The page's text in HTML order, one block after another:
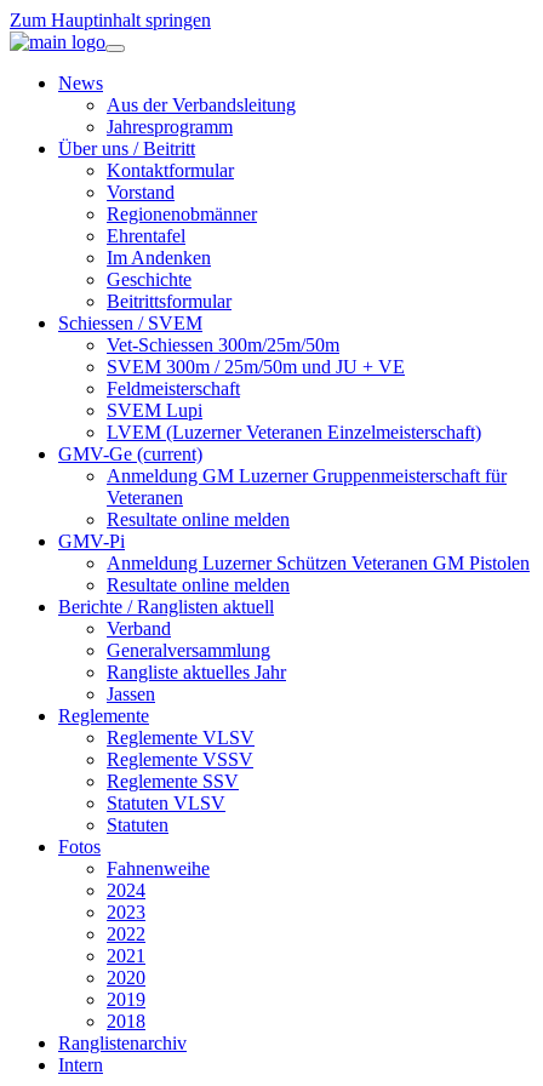
Zum Hauptinhalt springen
News
Aus der Verbandsleitung
Jahresprogramm
Über uns / Beitritt
Kontaktformular
Vorstand
Regionenobmänner
Ehrentafel
Im Andenken
Geschichte
Beitrittsformular
Schiessen / SVEM
Vet-Schiessen 300m/25m/50m
SVEM 300m / 25m/50m und JU + VE
Feldmeisterschaft
SVEM Lupi
LVEM (Luzerner Veteranen Einzelmeisterschaft)
GMV-Ge (current)
Anmeldung GM Luzerner Gruppenmeisterschaft für
Veteranen
Resultate online melden
GMV-Pi
Anmeldung Luzerner Schützen Veteranen GM Pistolen
Resultate online melden
Berichte / Ranglisten aktuell
Verband
Generalversammlung
Rangliste aktuelles Jahr
Jassen
Reglemente
Reglemente VLSV
Reglemente VSSV
Reglemente SSV
Statuten VLSV
Statuten
Fotos
Fahnenweihe
2024
2023
2022
2021
2020
2019
2018
Ranglistenarchiv
Intern